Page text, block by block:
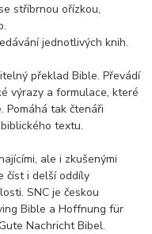
stříbrnou ořízkou,
jednotlivých knih.
překlad Bible. Převádí
výrazy a formulace, které
Pomáhá tak čtenáři
textu.
ale i zkušenými
číst i delší oddíly
SNC je českou
Bible a Hoffnung für
Nachricht Bibel.